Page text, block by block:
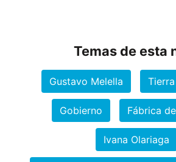
Temas de esta
Gustavo Melella
Gobierno Fábrica
Ivana Olariaga